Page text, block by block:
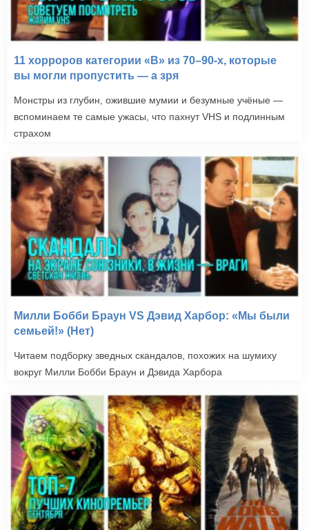
11 хорроров категории «B» из 70–90-х, которые
вы могли пропустить — а зря
Монстры из глубин, ожившие мумии и безумные учёные —
вспоминаем те самые ужасы, что пахнут VHS и подлинным
страхом
Милли Бобби Браун VS Дэвид Харбор: «Мы были
семьей!» (Нет)
Читаем подборку зведных скандалов, похожих на шумиху
вокруг Милли Бобби Браун и Дэвида Харбора